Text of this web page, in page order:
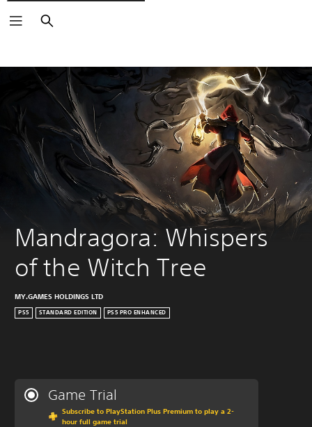
Mandragora: Whispers
of the Witch Tree
MY.GAMES HOLDINGS LTD
PS5 STANDARD EDITION PS5 PRO ENHANCED
Game Trial
Subscribe to PlayStation Plus Premium to play a 2-
hour full game trial